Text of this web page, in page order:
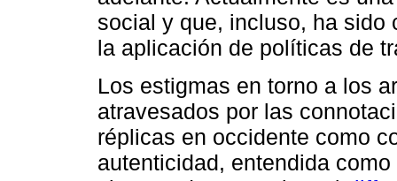
social y que, incluso, ha sido
la aplicación de políticas de
Los estigmas en torno a los
atravesados por las
réplicas en occidente como
autenticidad, entendida